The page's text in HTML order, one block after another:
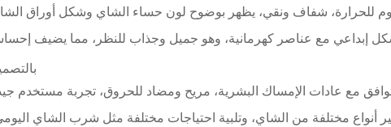
للحرارة، شفاف ونقي، يظهر بوضوح لون حساء الشاي وشكل أوراق
إبداعي مع عناصر كهرمانية، وهو جميل وجذاب للنظر، مما يضيف
مع عادات الإمساك البشرية، مريح ومضاد للحروق، تجربة مستخدم
مختلفة من الشاي، وتلبية احتياجات مختلفة مثل شرب الشاي